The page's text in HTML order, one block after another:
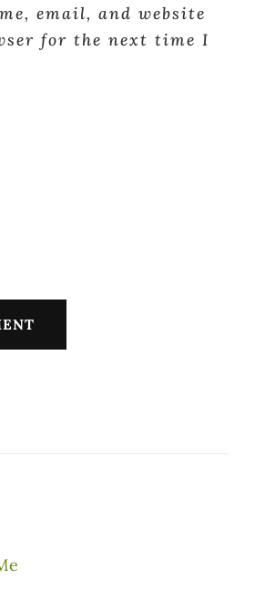
email, and website
for the next time I